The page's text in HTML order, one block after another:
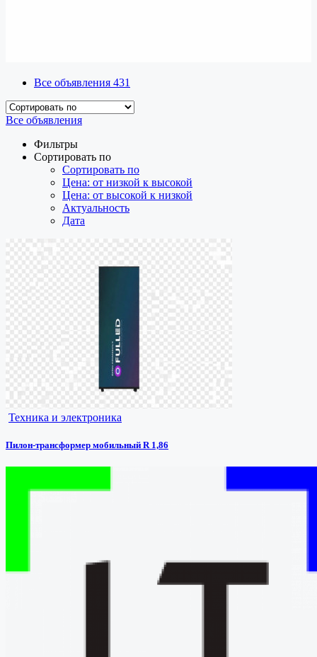
Все объявления 431
Все объявления
Фильтры
Сортировать по
Сортировать по
Цена: от низкой к высокой
Цена: от высокой к низкой
Актуальность
Дата
Техника и электроника
Пилон-трансформер мобильный R 1,86